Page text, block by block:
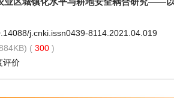
j.cnki.issn0439-8114.2021.04.019
( 300 )
评价